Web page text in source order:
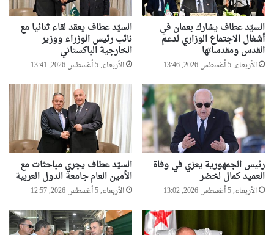
السيّد عطاف يشارك بعمان في
أشغال الاجتماع الوزاري لدعم
القدس ومقدساتها
الأربعاء, 5 أغسطس 2026, 13:46
السيّد عطاف يعقد لقاء ثنائيا مع
نائب رئيس الوزراء ووزير
الخارجية الباكستاني
الأربعاء, 5 أغسطس 2026, 13:41
رئيس الجمهورية يعزي في وفاة
العميد كمال لخضر
الأربعاء, 5 أغسطس 2026, 13:02
السيّد عطاف يجري مباحثات مع
الأمين العام جامعة الدول العربية
الأربعاء, 5 أغسطس 2026, 12:57